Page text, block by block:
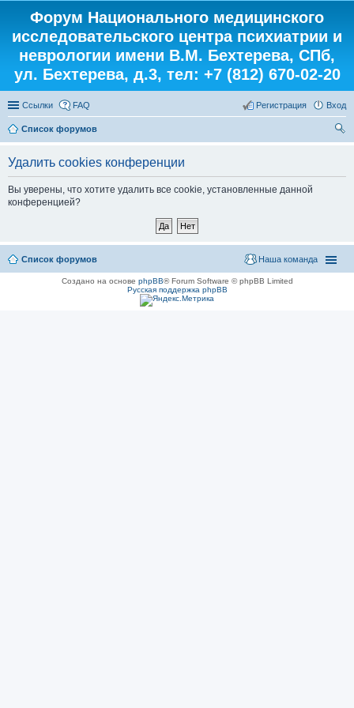
Форум Национального медицинского
исследовательского центра психиатрии и
неврологии имени В.М. Бехтерева, СПб,
ул. Бехтерева, д.3, тел: +7 (812) 670-02-20
Ссылки FAQ Вход
Регистрация
Список форумов
Удалить cookies конференции
Вы уверены, что хотите удалить все cookie, установленные данной
конференцией?
Список форумов Наша команда
Создано на основе phpBB® Forum Software © phpBB Limited
Русская поддержка phpBB